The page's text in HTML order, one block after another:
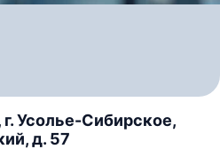
Усолье-Сибирское,
д. 57